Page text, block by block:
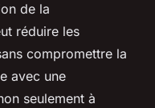
de la
réduire les
compromettre la
avec une
seulement à